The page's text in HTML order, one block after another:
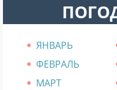
ЯНВАРЬ
ФЕВРАЛЬ
МАРТ